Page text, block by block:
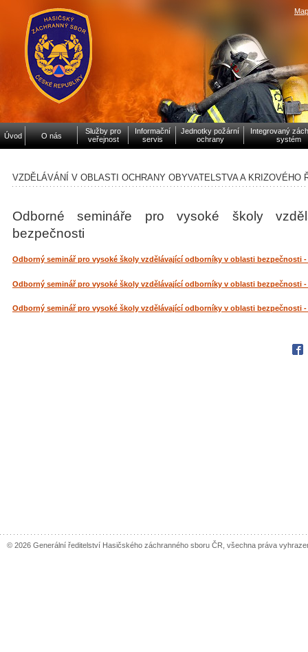
Úvod O nás
Služby pro
veřejnost
Informační
servis
Jednotky požární
ochrany
Integrovaný
systém
VZDĚLÁVÁNÍ V OBLASTI OCHRANY OBYVATELSTVA A KRIZOVÉHO
Odborné semináře pro vysoké školy
bezpečnosti
Odborný seminář pro vysoké školy vzdělávající odborníky v oblasti bezpečnosti -
Odborný seminář pro vysoké školy vzdělávající odborníky v oblasti bezpečnosti -
Odborný seminář pro vysoké školy vzdělávající odborníky v oblasti bezpečnosti -
© 2026 Generální ředitelství Hasičského záchranného sboru ČR, všechna práva